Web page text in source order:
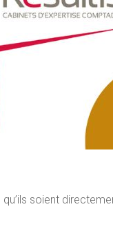
soient